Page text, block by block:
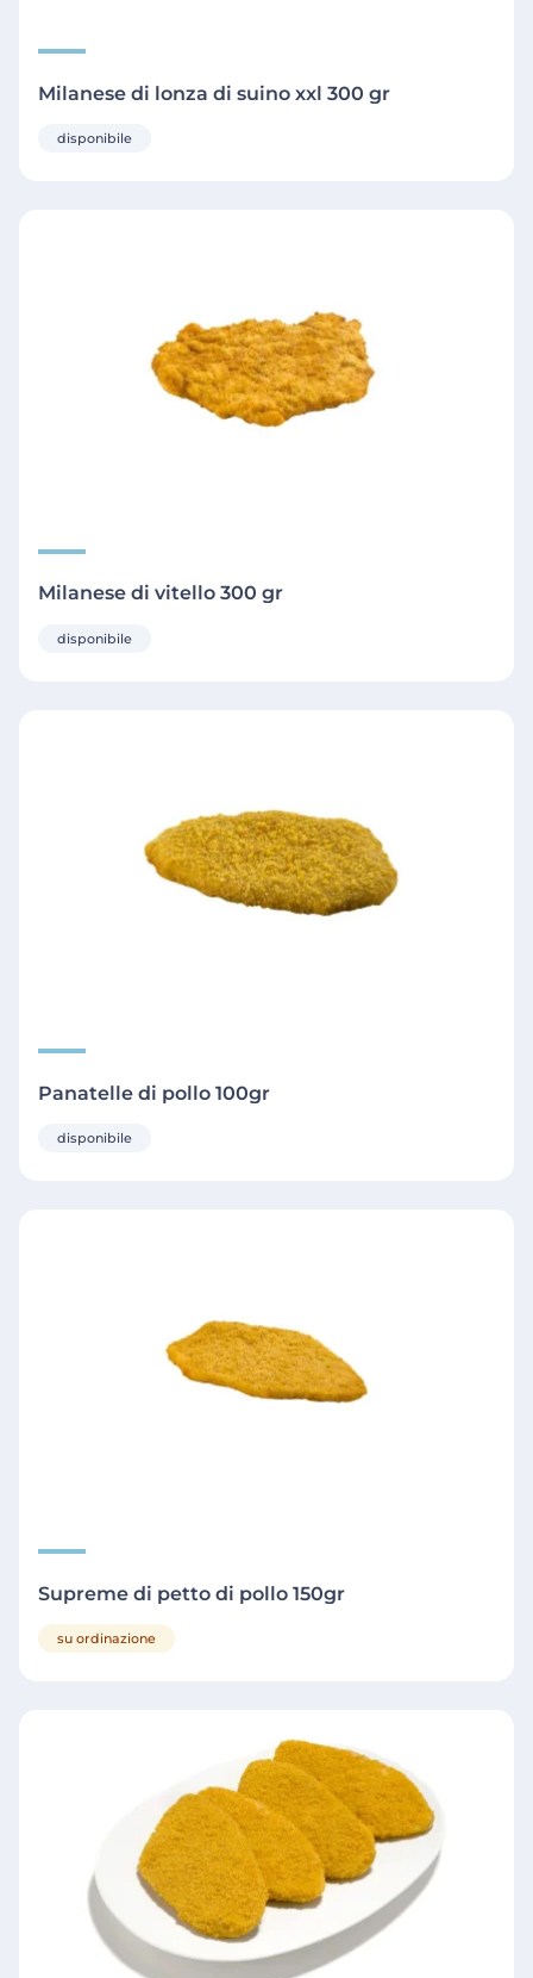
Milanese di lonza di suino xxl 300 gr
disponibile
Milanese di vitello 300 gr
disponibile
Panatelle di pollo 100gr
disponibile
Supreme di petto di pollo 150gr
su ordinazione